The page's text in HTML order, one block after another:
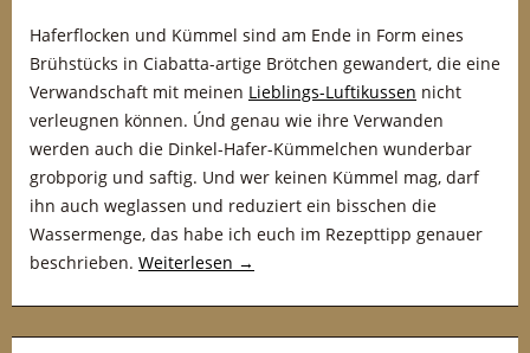
Haferflocken und Kümmel sind am Ende in Form eines
Brühstücks in Ciabatta-artige Brötchen gewandert, die eine
Verwandschaft mit meinen Lieblings-Luftikussen nicht
verleugnen können. Únd genau wie ihre Verwanden
werden auch die Dinkel-Hafer-Kümmelchen wunderbar
grobporig und saftig. Und wer keinen Kümmel mag, darf
ihn auch weglassen und reduziert ein bisschen die
Wassermenge, das habe ich euch im Rezepttipp genauer
beschrieben. Weiterlesen →